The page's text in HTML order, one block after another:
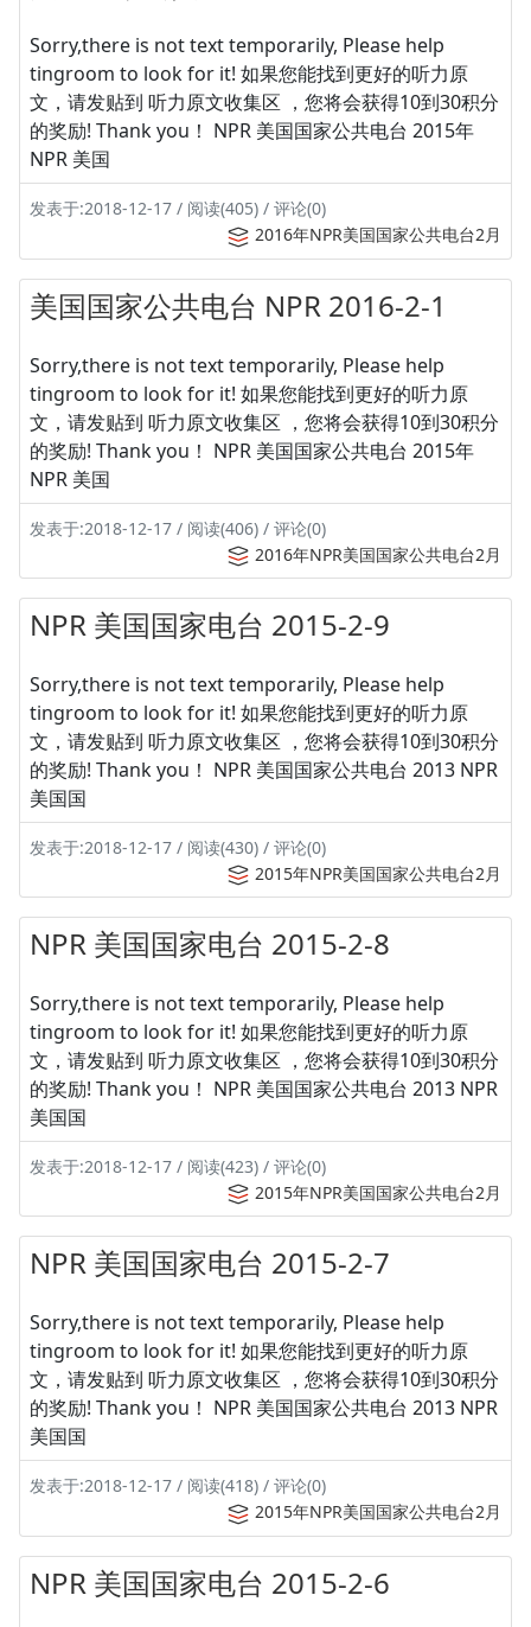
Sorry,there is not text temporarily, Please help
tingroom to look for it! 如果您能找到更好的听力原
文，请发贴到 听力原文收集区 ，您将会获得10到30积分
的奖励! Thank you！ NPR 美国国家公共电台 2015年
NPR 美国
发表于:2018-12-17 / 阅读(405) / 评论(0)
2016年NPR美国国家公共电台2月
美国国家公共电台 NPR 2016-2-1
Sorry,there is not text temporarily, Please help
tingroom to look for it! 如果您能找到更好的听力原
文，请发贴到 听力原文收集区 ，您将会获得10到30积分
的奖励! Thank you！ NPR 美国国家公共电台 2015年
NPR 美国
发表于:2018-12-17 / 阅读(406) / 评论(0)
2016年NPR美国国家公共电台2月
NPR 美国国家电台 2015-2-9
Sorry,there is not text temporarily, Please help
tingroom to look for it! 如果您能找到更好的听力原
文，请发贴到 听力原文收集区 ，您将会获得10到30积分
的奖励! Thank you！ NPR 美国国家公共电台 2013 NPR
美国国
发表于:2018-12-17 / 阅读(430) / 评论(0)
2015年NPR美国国家公共电台2月
NPR 美国国家电台 2015-2-8
Sorry,there is not text temporarily, Please help
tingroom to look for it! 如果您能找到更好的听力原
文，请发贴到 听力原文收集区 ，您将会获得10到30积分
的奖励! Thank you！ NPR 美国国家公共电台 2013 NPR
美国国
发表于:2018-12-17 / 阅读(423) / 评论(0)
2015年NPR美国国家公共电台2月
NPR 美国国家电台 2015-2-7
Sorry,there is not text temporarily, Please help
tingroom to look for it! 如果您能找到更好的听力原
文，请发贴到 听力原文收集区 ，您将会获得10到30积分
的奖励! Thank you！ NPR 美国国家公共电台 2013 NPR
美国国
发表于:2018-12-17 / 阅读(418) / 评论(0)
2015年NPR美国国家公共电台2月
NPR 美国国家电台 2015-2-6